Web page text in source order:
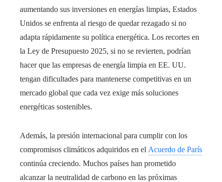
aumentando sus inversiones en energías limpias, Estados
Unidos se enfrenta al riesgo de quedar rezagado si no
adapta rápidamente su política energética. Los recortes en
la Ley de Presupuesto 2025, si no se revierten, podrían
hacer que las empresas de energía limpia en EE. UU.
tengan dificultades para mantenerse competitivas en un
mercado global que cada vez exige más soluciones
energéticas sostenibles.
Además, la presión internacional para cumplir con los
compromisos climáticos adquiridos en el Acuerdo de París
continúa creciendo. Muchos países han prometido
alcanzar la neutralidad de carbono en las próximas